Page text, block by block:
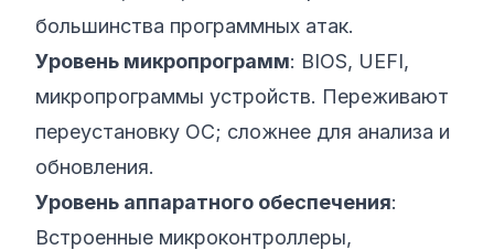
большинства программных атак.
Уровень микропрограмм: BIOS, UEFI,
микропрограммы устройств. Переживают
переустановку ОС; сложнее для анализа и
обновления.
Уровень аппаратного обеспечения:
Встроенные микроконтроллеры,